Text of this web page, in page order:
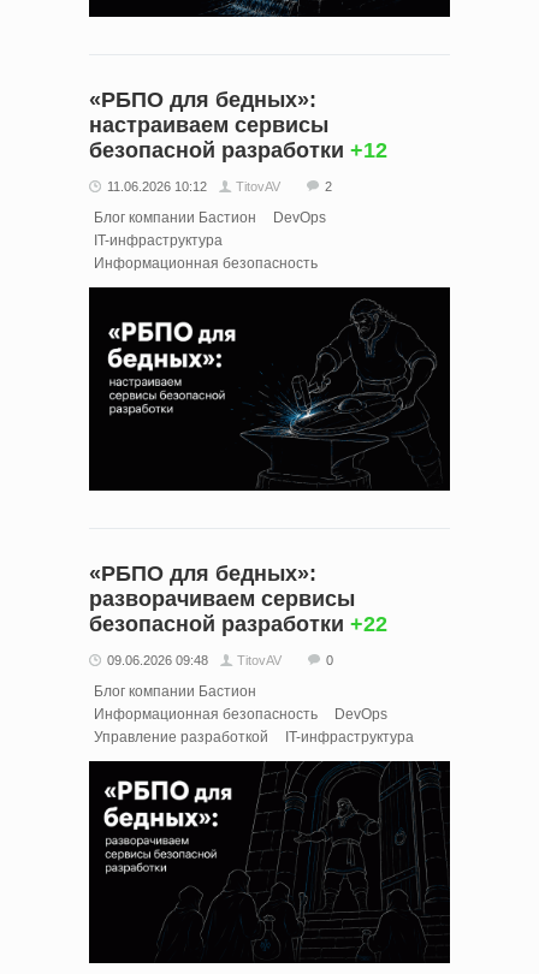
«РБПО для бедных»:
настраиваем сервисы
безопасной разработки +12
11.06.2026 10:12 TitovAV 2
Блог компании Бастион
DevOps
IT-инфраструктура
Информационная безопасность
«РБПО для бедных»:
разворачиваем сервисы
безопасной разработки +22
09.06.2026 09:48 TitovAV 0
Блог компании Бастион
Информационная безопасность
DevOps
Управление разработкой
IT-инфраструктура